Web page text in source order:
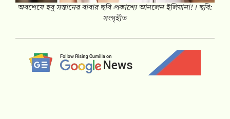
অবশেষে হবু সন্তানের বাবার ছবি প্রকাশ্যে আনলেন ইলিয়ানা!। ছবি:
সংগৃহীত